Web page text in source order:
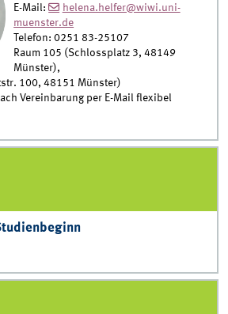
E-Mail:
helena.helfer@wiwi.uni-
muenster.de
Telefon: 0251 83-25107
Raum 105 (Schlossplatz 3, 48149
Münster),
100, 48151 Münster)
Vereinbarung per E-Mail flexibel